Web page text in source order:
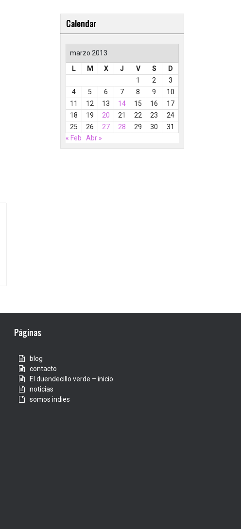
Calendar
marzo 2013
L
M X J V S
D
1
2
3
4
5 6 7 8 9
10
11
12 13 14 15 16
17
18
19 20 21 22 23
24
25
26 27 28 29 30
31
« Feb
Abr »
Páginas
blog
contacto
El duendecillo verde – inicio
noticias
somos indies